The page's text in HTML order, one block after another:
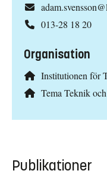
013-28 18 20
Organisation
Institutionen för
Tema Teknik
Publikationer